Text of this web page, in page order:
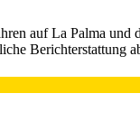
auf La Palma
Berichterstattung